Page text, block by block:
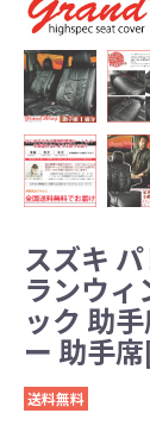
スズキ
ランウィ
ック 助
ー 助手
送料無料